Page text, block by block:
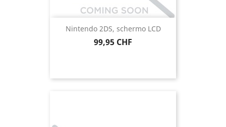
Nintendo 2DS, schermo LCD
Prezzo
99,95 CHF